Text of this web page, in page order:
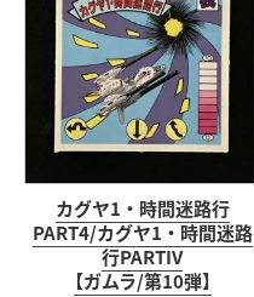
カグヤ1・時間迷路行
PART4/カグヤ1・時間迷路
行PARTIV
【ガムラ/第10弾】